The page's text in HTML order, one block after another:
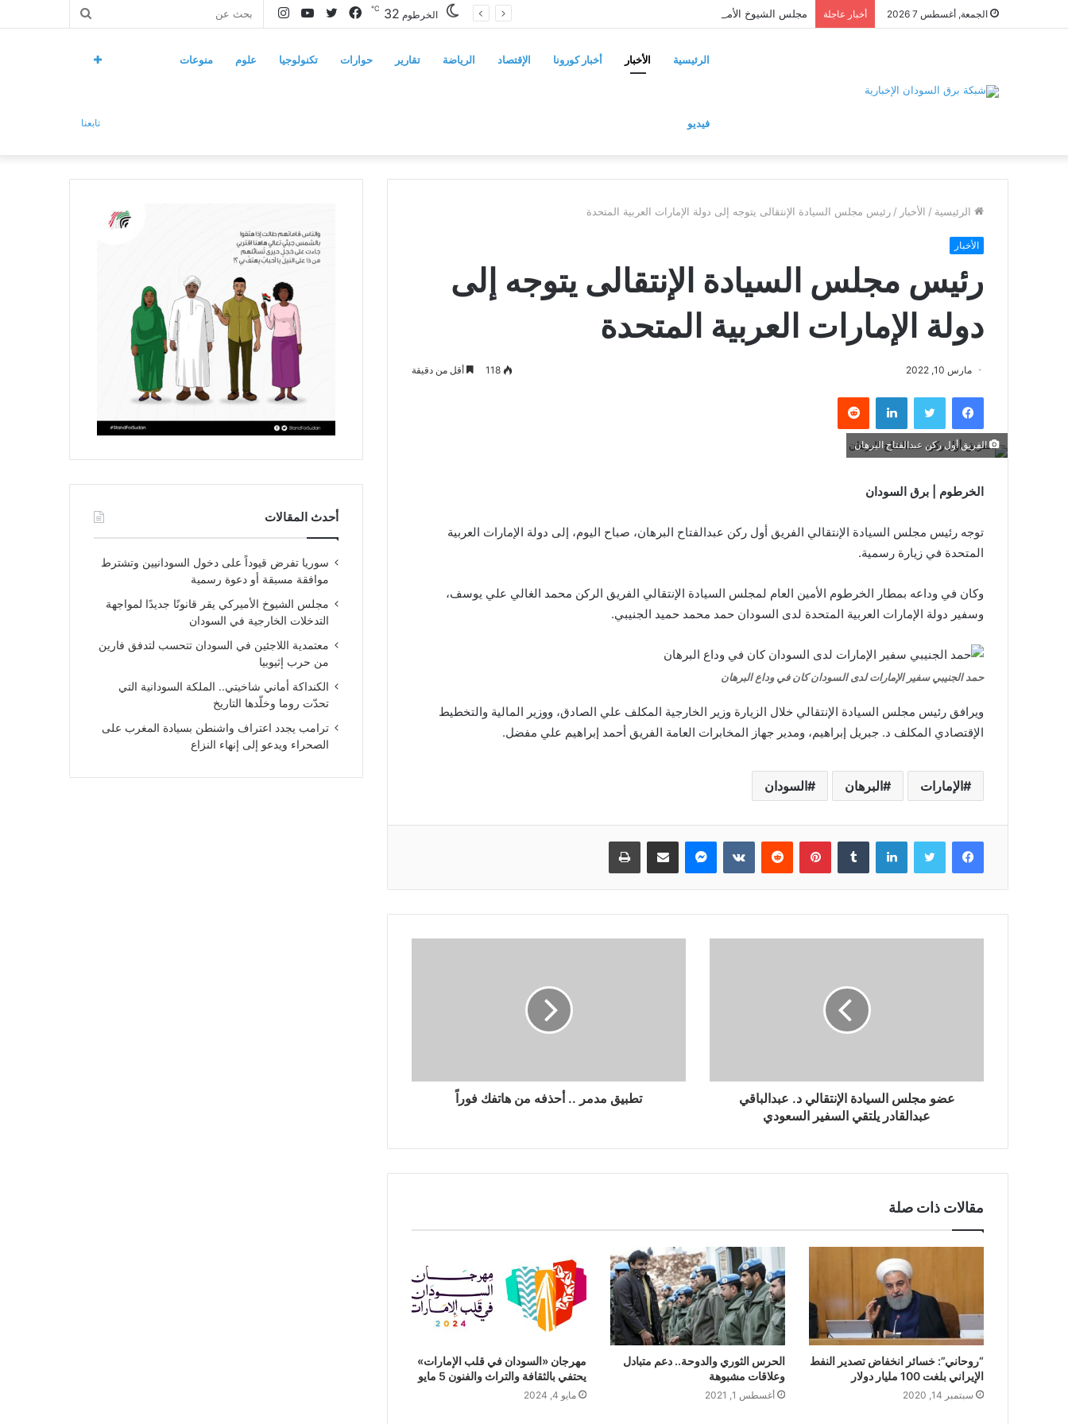
الجمعة, أغسطس 7 2026 أخبار عاجلة
بحث
انستقراميوتيوبتويتر
فيسبوك الخرطوم 32
℃
الرئيسية الأخبار أخبار كورونا الإقتصاد الرياضة تقارير حوارات تكنولوجيا علوم منوعات
فيديو تابعنا
الرئيسية / الأخبار / رئيس مجلس السيادة الإنتقالى يتوجه إلى دولة الإمارات العربية المتحدة
الأخبار
رئيس مجلس السيادة الإنتقالى يتوجه إلى
دولة الإمارات العربية المتحدة
مارس 10, 2022 118 أقل من دقيقة
فيسبوك تويتر لينكدإن
الفريق أول ركن عبدالفتاح البرهان
الخرطوم | برق السودان
توجه رئيس مجلس السيادة الإنتقالي الفريق أول ركن عبدالفتاح البرهان، صباح اليوم، إلى دولة الإمارات العربية
المتحدة في زيارة رسمية.
وكان في وداعه بمطار الخرطوم الأمين العام لمجلس السيادة الإنتقالي الفريق الركن محمد الغالي علي يوسف،
وسفير دولة الإمارات العربية المتحدة لدى السودان حمد محمد حميد الجنيبي.
حمد الجنيبي سفير الإمارات لدى السودان كان في وداع البرهان
ويرافق رئيس مجلس السيادة الإنتقالي خلال الزيارة وزير الخارجية المكلف علي الصادق، ووزير المالية والتخطيط
الإقتصادي المكلف د. جبريل إبراهيم، ومدير جهاز المخابرات العامة الفريق أحمد إبراهيم علي مفضل.
الإمارات البرهان السودان
فيسبوك تويتر لينكدإن بينتيريست ماسنجر مشاركة عبر البريد طباعة
عضو مجلس السيادة الإنتقالي د. عبدالباقي
عبدالقادر يلتقي السفير السعودي
تطبيق مدمر .. أحذفه من هاتفك فوراً
مقالات ذات صلة
“روحاني”: خسائر انخفاض تصدير النفط
الإيراني بلغت 100 مليار دولار
سبتمبر 14, 2020
الحرس الثوري والدوحة.. دعم متبادل
وعلاقات مشبوهة
أغسطس 1, 2021
مهرجان «السودان في قلب الإمارات»
يحتفي بالثقافة والتراث والفنون 5 مايو
مايو 4, 2024
أحدث المقالات
سوريا تفرض قيوداً على دخول السودانيين وتشترط
موافقة مسبقة أو دعوة رسمية
مجلس الشيوخ الأميركي يقر قانونًا جديدًا لمواجهة
التدخلات الخارجية في السودان
معتمدية اللاجئين في السودان تتحسب لتدفق فارين
من حرب إثيوبيا
الكنداكة أماني شاخيتي.. الملكة السودانية التي
تحدّت روما وخلّدها التاريخ
ترامب يجدد اعتراف واشنطن بسيادة المغرب على
الصحراء ويدعو إلى إنهاء النزاع